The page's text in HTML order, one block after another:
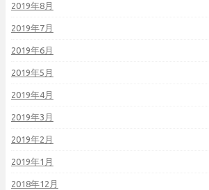
2019年8月
2019年7月
2019年6月
2019年5月
2019年4月
2019年3月
2019年2月
2019年1月
2018年12月